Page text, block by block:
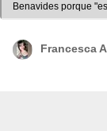
Benavides porque
Video: ATV
Francesca